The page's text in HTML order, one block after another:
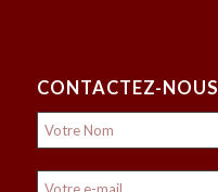
CONTACTEZ-NOUS